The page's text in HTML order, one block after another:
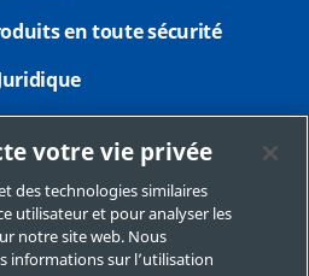
en toute sécurité
Imprimer
du site
votre vie privée
des technologies similaires
utilisateur et pour analyser les
notre site web. Nous
informations sur l’utilisation